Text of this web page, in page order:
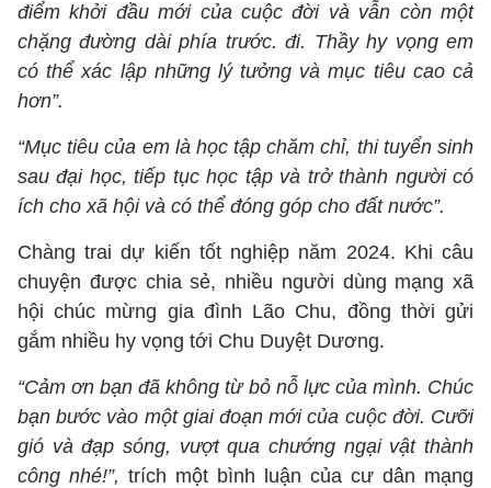
điểm khởi đầu mới của cuộc đời và vẫn còn một
chặng đường dài phía trước. đi. Thầy hy vọng em
có thể xác lập những lý tưởng và mục tiêu cao cả
hơn”.
“Mục tiêu của em là học tập chăm chỉ, thi tuyển sinh
sau đại học, tiếp tục học tập và trở thành người có
ích cho xã hội và có thể đóng góp cho đất nước”.
Chàng trai dự kiến tốt nghiệp năm 2024. Khi câu
chuyện được chia sẻ, nhiều người dùng mạng xã
hội chúc mừng gia đình Lão Chu, đồng thời gửi
gắm nhiều hy vọng tới Chu Duyệt Dương.
“Cảm ơn bạn đã không từ bỏ nỗ lực của mình. Chúc
bạn bước vào một giai đoạn mới của cuộc đời. Cưỡi
gió và đạp sóng, vượt qua chướng ngại vật thành
công nhé!”, trích một bình luận của cư dân mạng